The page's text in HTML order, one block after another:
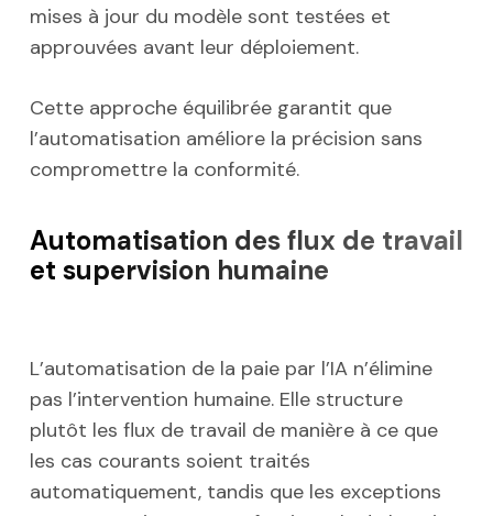
mises à jour du modèle sont testées et
approuvées avant leur déploiement.
Cette approche équilibrée garantit que
l’automatisation améliore la précision sans
compromettre la conformité.
Automatisation des flux de travail
et supervision humaine
L’automatisation de la paie par l’IA n’élimine
pas l’intervention humaine. Elle structure
plutôt les flux de travail de manière à ce que
les cas courants soient traités
automatiquement, tandis que les exceptions